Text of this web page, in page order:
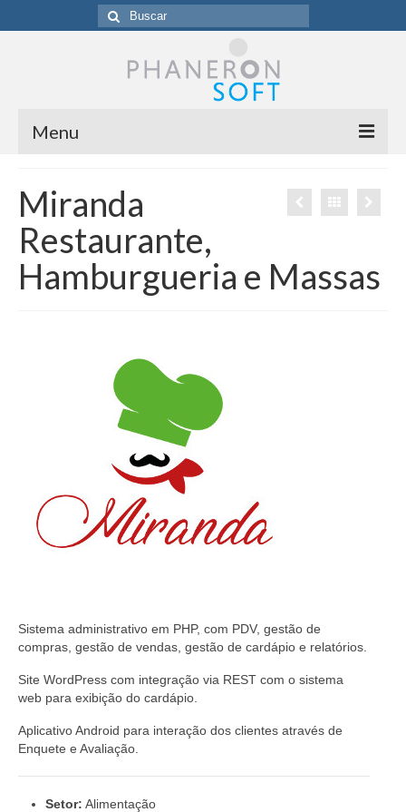
Buscar
por:
Menu
Sobre a Phaneronsoft
Clientes
Blog
Miranda
Restaurante,
Hamburgueria e Massas
Sistema administrativo em PHP, com PDV, gestão de
compras, gestão de vendas, gestão de cardápio e relatórios.
Site WordPress com integração via REST com o sistema
web para exibição do cardápio.
Aplicativo Android para interação dos clientes através de
Enquete e Avaliação.
Setor: Alimentação